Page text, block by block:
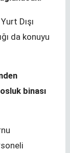
Dışı
da konuyu
binası